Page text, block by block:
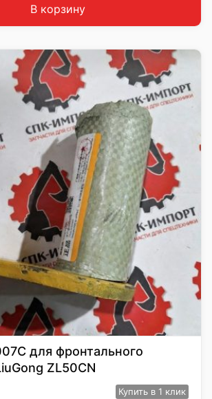
В корзину
для фронтального
ZL50CN
Купить в 1 клик